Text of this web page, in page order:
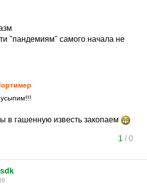
"пандемиям" самого начала не
усыпим!!!
в гашенную известь закопаем
1 /0